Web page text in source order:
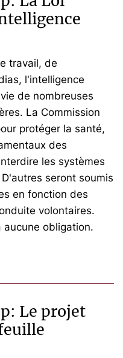
travail, de
l'intelligence
de nombreuses
La Commission
protéger la santé,
des
les systèmes
seront soumis
en fonction des
volontaires.
aucune obligation.
Le projet